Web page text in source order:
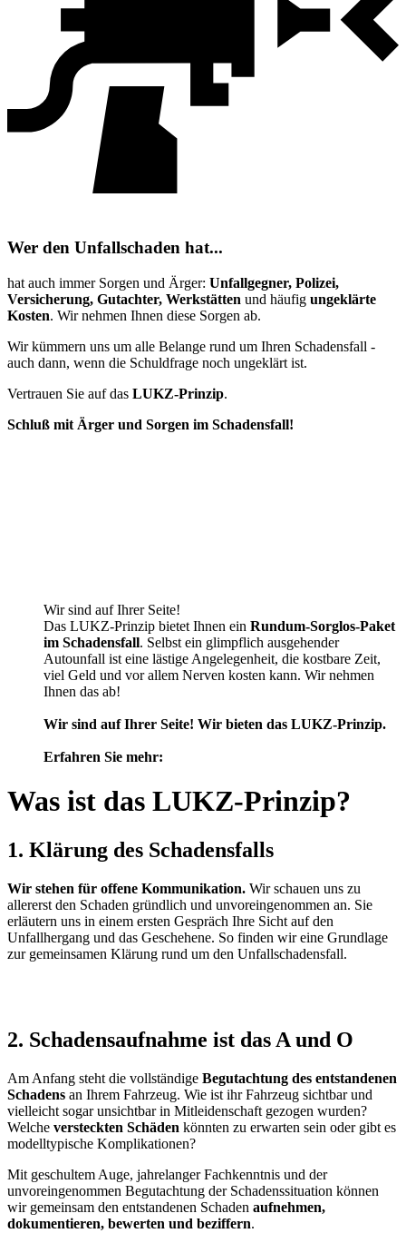
Wer den Unfallschaden hat...
hat auch immer Sorgen und Ärger: Unfallgegner, Polizei,
Versicherung, Gutachter, Werkstätten und häufig ungeklärte
Kosten. Wir nehmen Ihnen diese Sorgen ab.
Wir kümmern uns um alle Belange rund um Ihren Schadensfall -
auch dann, wenn die Schuldfrage noch ungeklärt ist.
Vertrauen Sie auf das LUKZ-Prinzip.
Schluß mit Ärger und Sorgen im Schadensfall!
Wir sind auf Ihrer Seite!
Das LUKZ-Prinzip bietet Ihnen ein Rundum-Sorglos-Paket
im Schadensfall. Selbst ein glimpflich ausgehender
Autounfall ist eine lästige Angelegenheit, die kostbare Zeit,
viel Geld und vor allem Nerven kosten kann. Wir nehmen
Ihnen das ab!
Wir sind auf Ihrer Seite! Wir bieten das LUKZ-Prinzip.
Erfahren Sie mehr:
Was ist das LUKZ-Prinzip?
1. Klärung des Schadensfalls
Wir stehen für offene Kommunikation. Wir schauen uns zu
allererst den Schaden gründlich und unvoreingenommen an. Sie
erläutern uns in einem ersten Gespräch Ihre Sicht auf den
Unfallhergang und das Geschehene. So finden wir eine Grundlage
zur gemeinsamen Klärung rund um den Unfallschadensfall.
2. Schadensaufnahme ist das A und O
Am Anfang steht die vollständige Begutachtung des entstandenen
Schadens an Ihrem Fahrzeug. Wie ist ihr Fahrzeug sichtbar und
vielleicht sogar unsichtbar in Mitleidenschaft gezogen wurden?
Welche versteckten Schäden könnten zu erwarten sein oder gibt es
modelltypische Komplikationen?
Mit geschultem Auge, jahrelanger Fachkenntnis und der
unvoreingenommen Begutachtung der Schadenssituation können
wir gemeinsam den entstandenen Schaden aufnehmen,
dokumentieren, bewerten und beziffern.